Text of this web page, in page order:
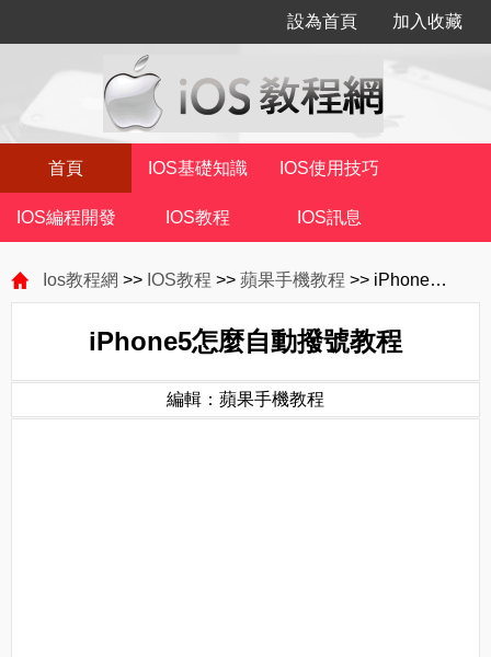
設為首頁 加入收藏
首頁 IOS基礎知識 IOS使用技巧
IOS編程開發 IOS教程 IOS訊息
Ios教程網 >> IOS教程 >> 蘋果手機教程 >> iPhone5怎麼自動撥號教程
iPhone5怎麼自動撥號教程
編輯：蘋果手機教程